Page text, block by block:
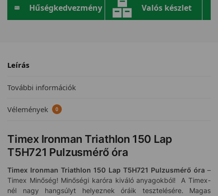
Hűségkedvezmény Valós készlet
Leírás
További információk
Vélemények 0
Timex Ironman Triathlon 150 Lap
T5H721 Pulzusmérő óra
Timex Ironman Triathlon 150 Lap T5H721 Pulzusmérő óra –
Timex Minőség! Minőségi karóra kiváló anyagokból! A Timex-
nél nagy hangsúlyt helyeznek óráik tesztelésére. Magas